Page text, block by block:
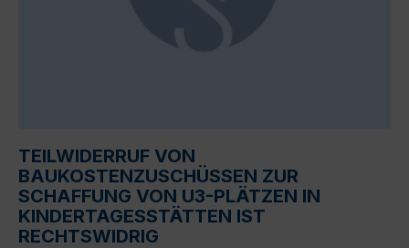
TEILWIDERRUF VON
BAUKOSTENZUSCHÜSSEN ZUR
SCHAFFUNG VON U3-PLÄTZEN IN
KINDERTAGESSTÄTTEN IST
RECHTSWIDRIG